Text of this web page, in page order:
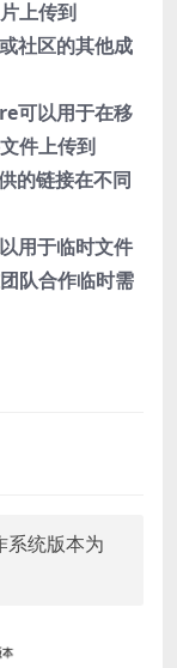
上传到
社区的其他成
可以用于在移
件上传到
的链接在不同
用于临时文件
队合作临时需
系统版本为